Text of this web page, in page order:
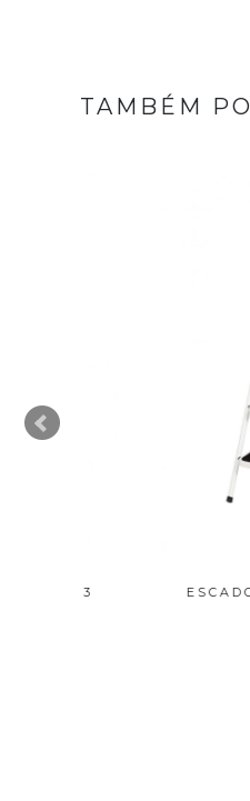
TAMBÉM
ESCADOTE